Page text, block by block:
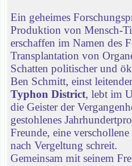
Ein geheimes
Produktion von Mensch-
erschaffen im Namen des
Transplantation von
Schatten politischer und
Ben Schmitt, einst
Typhon District, lebt im
die Geister der
gestohlenes
Freunde, eine
nach Vergeltung schreit.
Gemeinsam mit seinem